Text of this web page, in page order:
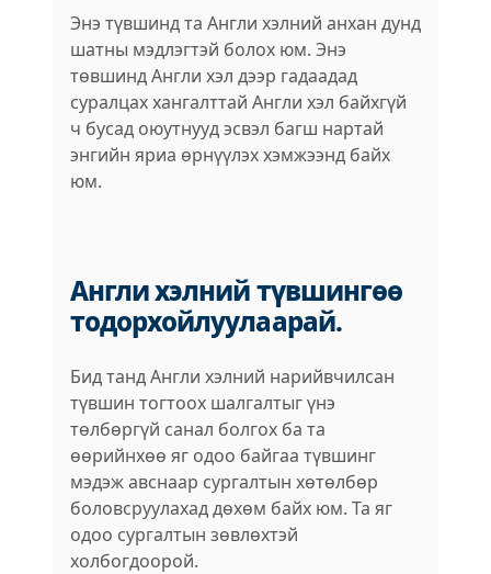
Энэ түвшинд та Англи хэлний анхан дунд
шатны мэдлэгтэй болох юм. Энэ
төвшинд Англи хэл дээр гадаадад
суралцах хангалттай Англи хэл байхгүй
ч бусад оюутнууд эсвэл багш нартай
энгийн яриа өрнүүлэх хэмжээнд байх
юм.
Англи хэлний түвшингөө
тодорхойлуулаарай.
Бид танд Англи хэлний нарийвчилсан
түвшин тогтоох шалгалтыг үнэ
төлбөргүй санал болгох ба та
өөрийнхөө яг одоо байгаа түвшинг
мэдэж авснаар сургалтын хөтөлбөр
боловсруулахад дөхөм байх юм. Та яг
одоо сургалтын зөвлөхтэй
холбогдоорой.